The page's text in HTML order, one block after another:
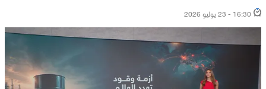
16:30 - 23 يوليو 2026